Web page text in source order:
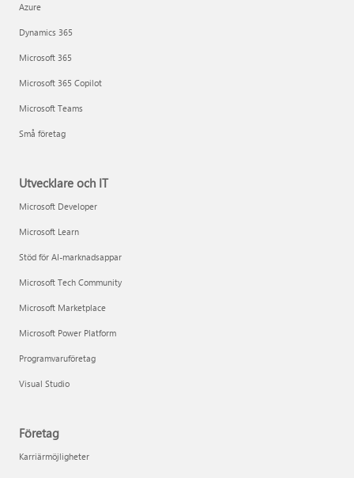
Azure
Dynamics 365
Microsoft 365
Microsoft 365 Copilot
Microsoft Teams
Små företag
Utvecklare och IT
Microsoft Developer
Microsoft Learn
Stöd för AI-marknadsappar
Microsoft Tech Community
Microsoft Marketplace
Microsoft Power Platform
Programvaruföretag
Visual Studio
Företag
Karriärmöjligheter